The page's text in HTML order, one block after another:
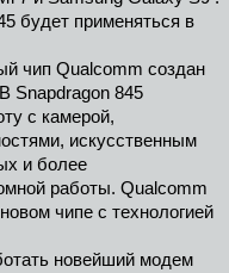
будет применяться в
чип Qualcomm создан
Snapdragon 845
с камерой,
искусственным
и более
работы. Qualcomm
чипе с технологией
новейший модем